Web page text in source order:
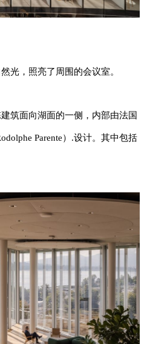
计师鲁道夫-帕伦特
间为员工提供协作会议空
光，照亮了周围的会议室。
筑面向湖面的一侧，内部由法国
Parente）.设计。其中包括